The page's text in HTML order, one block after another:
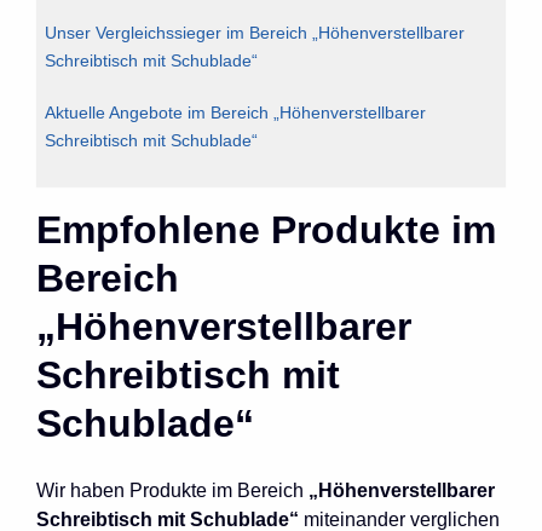
Unser Vergleichssieger im Bereich „Höhenverstellbarer
Schreibtisch mit Schublade“
Aktuelle Angebote im Bereich „Höhenverstellbarer
Schreibtisch mit Schublade“
Empfohlene Produkte im
Bereich
„Höhenverstellbarer
Schreibtisch mit
Schublade“
Wir haben Produkte im Bereich „Höhenverstellbarer
Schreibtisch mit Schublade“ miteinander verglichen